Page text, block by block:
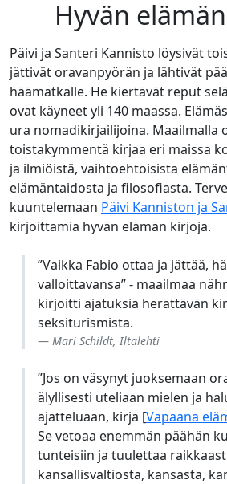
Hyvän
Päivi ja Santeri Kannisto löysivät
jättivät oravanpyörän ja lähtivät
häämatkalle. He kiertävät reput
ovat käyneet yli 140 maassa.
ura nomadikirjailijoina. Maailmalla
toistakymmentä kirjaa eri maissa
ja ilmiöistä, vaihtoehtoisista
elämäntaidosta ja filosofiasta.
kuuntelemaan Päivi Kanniston ja
kirjoittamia hyvän elämän kirjoja.
”Vaikka Fabio ottaa ja jättää,
valloittavansa” - maailmaa
kirjoitti ajatuksia herättävän
seksiturismista.
Mari Schildt, Iltalehti
”Jos on väsynyt juoksemaan
älyllisesti uteliaan mielen ja
ajatteluaan, kirja [Vapaana
Se vetoaa enemmän päähän
tunteisiin ja tuulettaa
kansallisvaltiosta, kansasta,